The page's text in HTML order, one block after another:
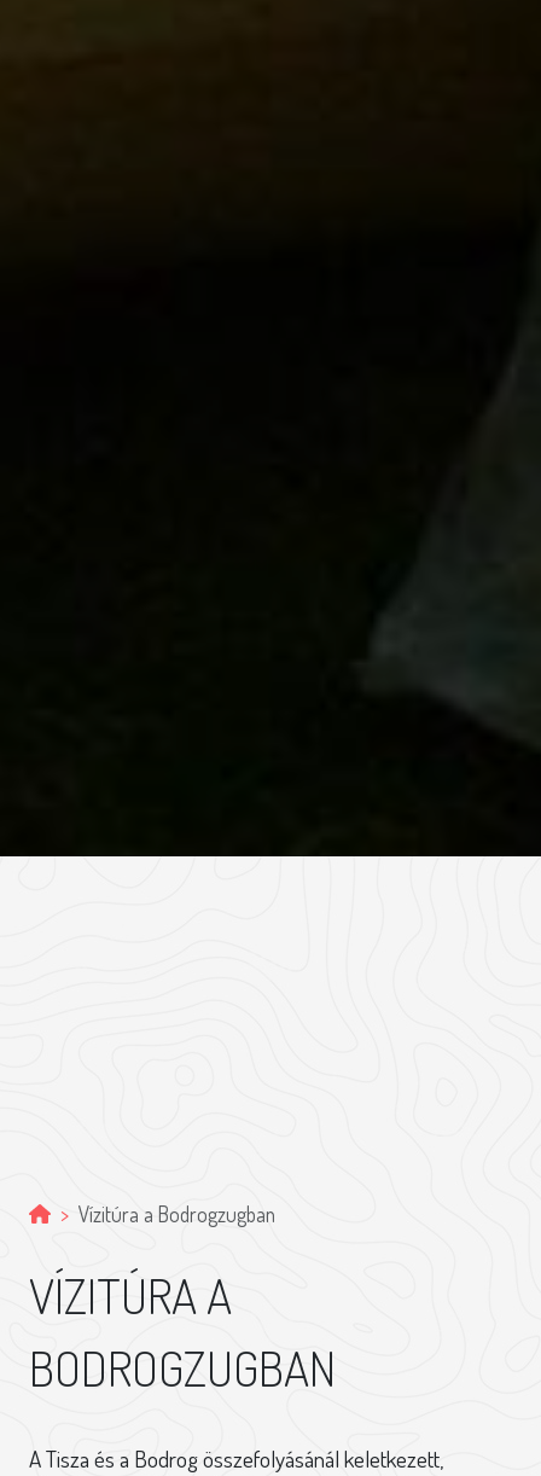
Vízitúra a Bodrogzugban
VÍZITÚRA A
BODROGZUGBAN
A Tisza és a Bodrog összefolyásánál keletkezett,